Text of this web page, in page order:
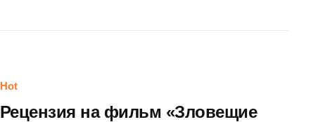
Hot
Рецензия на фильм «Зловещие